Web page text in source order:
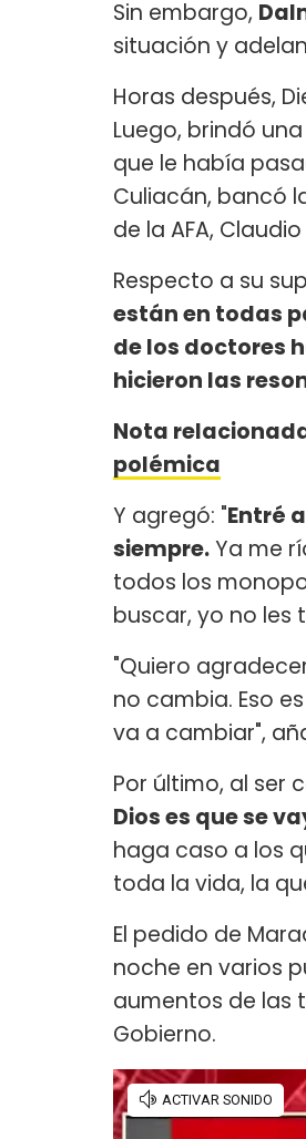
Sin embargo,
situación y
Horas después,
Luego, brindó
que le había
Culiacán, bancó
de la AFA,
Respecto a su
están en todas
de los doctores
hicieron las
Nota
polémica
Y agregó: "Entré
siempre.Ya me
todos los
buscar, yo no les
"Quiero
no cambia. Eso
va a cambiar",
Por último, al ser
Dios es que se
haga caso a los
toda la vida, la
El pedido de
noche en varios
aumentos de las
Gobierno.